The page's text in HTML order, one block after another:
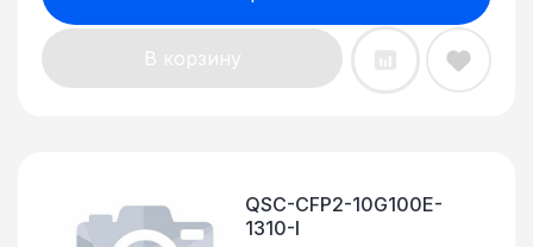
В корзину
QSC-CFP2-10G100E-
1310-I